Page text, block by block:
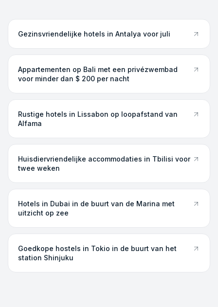
Gezinsvriendelijke hotels in Antalya voor juli
Appartementen op Bali met een privézwembad
voor minder dan $ 200 per nacht
Rustige hotels in Lissabon op loopafstand van
Alfama
Huisdiervriendelijke accommodaties in Tbilisi voor
twee weken
Hotels in Dubai in de buurt van de Marina met
uitzicht op zee
Goedkope hostels in Tokio in de buurt van het
station Shinjuku